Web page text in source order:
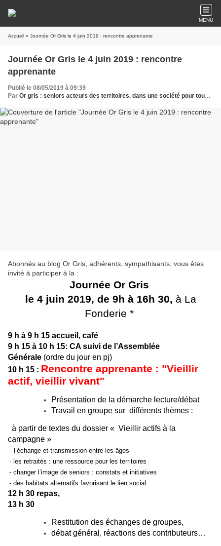
MENU
Accueil » Journée Or Gris le 4 juin 2019 : rencontre apprenante
Journée Or Gris le 4 juin 2019 : rencontre
apprenante
Publié le 08/05/2019 à 09:39
Par Or gris : seniors acteurs des territoires, dans une société pour tous les âges
Abonnés au blog Or Gris, adhérents, sympathisants, vous êtes
invité à participer à la :
Journée Or Gris
le 4 juin 2019, de 9h à 16h 30, à La
Fonderie *
9 h à 9 h 15 accueil, café
9 h 15 à 10 h 15: CA suivi de l’Assemblée
Générale (ordre du jour en pj)
10 h 15 : Rencontre apprenante : "Vieillir
actif, vieillir vivant"
Présentation de la démarche lecture/débat
Travail en groupe sur différents thèmes :
à partir de textes du dossier « Vieillir actifs à la
campagne »
- l’échange et transmission entre les âges
- les retraités : une ressource pour les territoires
- changer l’image de seniors : constats et initiatives
- des habitats alternatifs favorisant le lien social
12 h 30 repas,
13 h 30
Restitution des échanges de groupes,
débat général, réactions des contributeurs…